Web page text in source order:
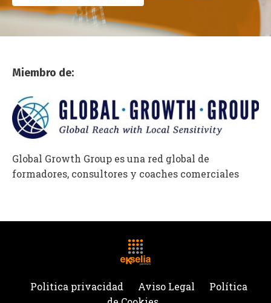
Global Growth Group es una red global de
formadores, consultores y coaches comerciales
Aviso Legal
de Cookies